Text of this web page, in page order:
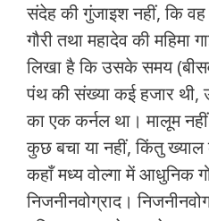
संदेह की गुंजाइश नहीं, कि वह
गौरी तथा महादेव की महिमा
लिखा है कि उसके समय
पंथ की संख्‍या कई हजार थी,
का एक कर्नल था। मालूम
कुछ बचा या नहीं, किंतु
कहाँ मध्‍य वोल्‍गा में आधुनिक
निजनीनवोग्राद।